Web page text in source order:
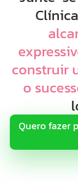
construir
o
Quero fazer